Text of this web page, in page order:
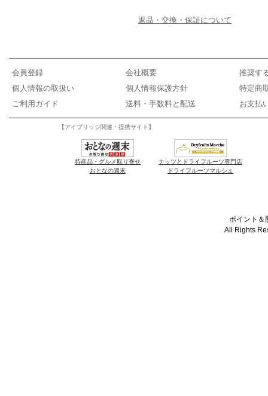
返品・交換・保証について
会員登録 会社概要
推奨す
個人情報の取扱い
個人情報保護方針
特定商
ご利用ガイド
送料・手数料と配送 お支払
【アイブリッジ関連・提携サイト】
特産品・グルメ取り寄せ
おとなの週末
ナッツとドライフルーツ専門店
ドライフルーツマルシェ
ポイント＆
All Rights